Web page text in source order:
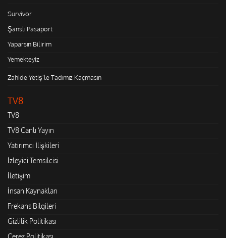
Survivor
Şanslı Pasaport
Yaparsın Bilirim
Yemekteyiz
Zahide Yetiş'le Tadımız Kaçmasın
TV8
TV8
TV8 Canlı Yayın
Yatırımcı İlişkileri
İzleyici Temsilcisi
İletişim
İnsan Kaynakları
Frekans Bilgileri
Gizlilik Politikası
Çerez Politikası